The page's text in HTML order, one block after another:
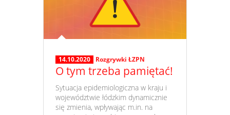
14.10.2020 Rozgrywki ŁZPN
O tym trzeba pamiętać!
​ Sytuacja epidemiologiczna w kraju i
województwie łódzkim dynamicznie
się zmienia, wpływając m.in. na